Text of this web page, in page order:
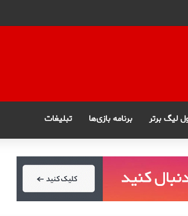
لیگ برتر برنامه بازی‌ها تبلیغات